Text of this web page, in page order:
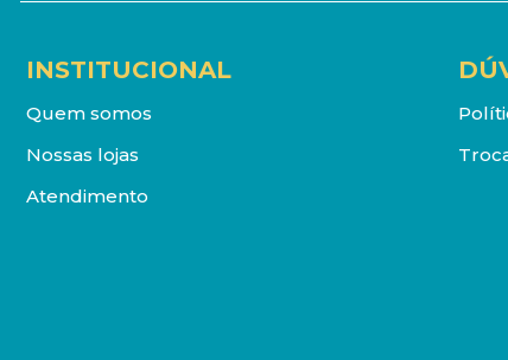
INSTITUCIONAL
Quem somos
Nossas lojas
Atendimento